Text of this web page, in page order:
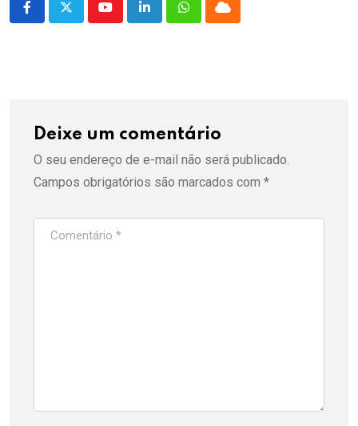
YoutubeLinkedInWhatsappCloud
Deixe um comentário
O seu endereço de e-mail não será publicado.
Campos obrigatórios são marcados com *